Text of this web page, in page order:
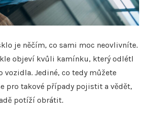
je něčím, co sami moc neovlivníte.
objeví kvůli kamínku, který odlétl
Jediné, co tedy můžete
pro takové případy pojistit a vědět,
potíží obrátit.